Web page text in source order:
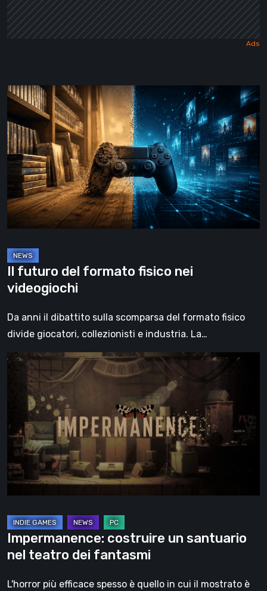
Il
futuro
del
formato
fisico
videogiochi
Il futuro del formato fisico nei
videogiochi
Da anni il dibattito sulla scomparsa del formato fisico
divide giocatori, collezionisti e industria. La…
Impermanence:
costruire
santuario
nel
teatro
dei
fantasmi
Impermanence: costruire un santuario
nel teatro dei fantasmi
L'horror più efficace spesso è quello in cui il mostrato è